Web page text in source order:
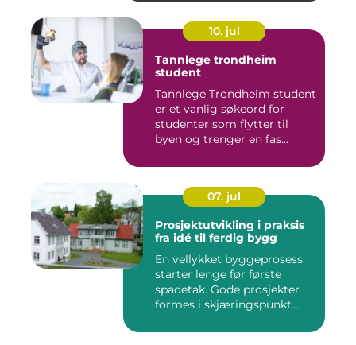
10. jul
Tannlege trondheim
student
Tannlege Trondheim student
er et vanlig søkeord for
studenter som flytter til
byen og trenger en fas...
07. jul
Prosjektutvikling i praksis
fra idé til ferdig bygg
En vellykket byggeprosess
starter lenge før første
spadetak. Gode prosjekter
formes i skjæringspunkt...